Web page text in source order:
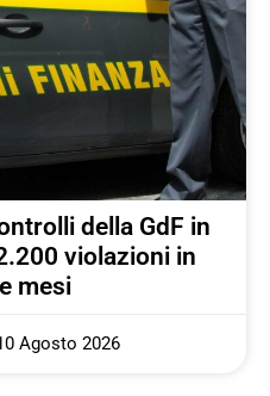
della GdF in
violazioni in
mesi
Agosto 2026